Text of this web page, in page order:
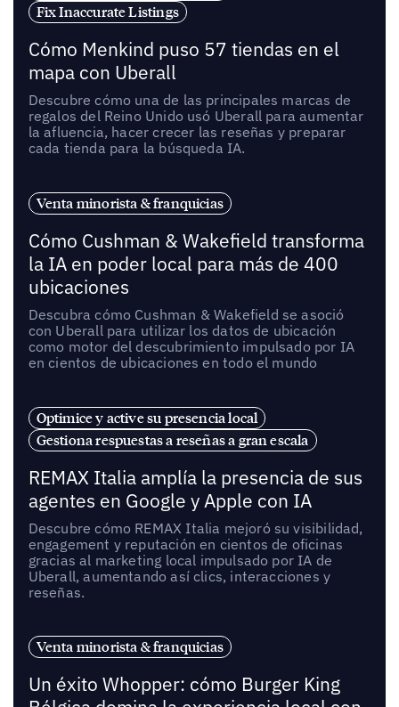
Fix Inaccurate Listings
Cómo Menkind puso 57 tiendas en el
mapa con Uberall
Descubre cómo una de las principales marcas de
regalos del Reino Unido usó Uberall para aumentar
la afluencia, hacer crecer las reseñas y preparar
cada tienda para la búsqueda IA.
Venta minorista & franquicias
Cómo Cushman & Wakefield transforma
la IA en poder local para más de 400
ubicaciones
Descubra cómo Cushman & Wakefield se asoció
con Uberall para utilizar los datos de ubicación
como motor del descubrimiento impulsado por IA
en cientos de ubicaciones en todo el mundo
Optimice y active su presencia local
Gestiona respuestas a reseñas a gran escala
REMAX Italia amplía la presencia de sus
agentes en Google y Apple con IA
Descubre cómo REMAX Italia mejoró su visibilidad,
engagement y reputación en cientos de oficinas
gracias al marketing local impulsado por IA de
Uberall, aumentando así clics, interacciones y
reseñas.
Venta minorista & franquicias
Un éxito Whopper: cómo Burger King